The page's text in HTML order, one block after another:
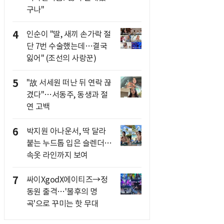
구나"
4
인순이 "딸, 새끼 손가락 절
단 7번 수술했는데…결국
잃어" (조선의 사랑꾼)
5
"故 서세원 떠난 뒤 연락 끊
겼다"…서동주, 동생과 절
연 고백
6
박지원 아나운서, 딱 달라
붙는 누드톱 입은 슬렌더…
속옷 라인까지 보여
7
싸이XgodX에이티즈→정
동원 출격…'불후의 명
곡'으로 꾸미는 핫 무대